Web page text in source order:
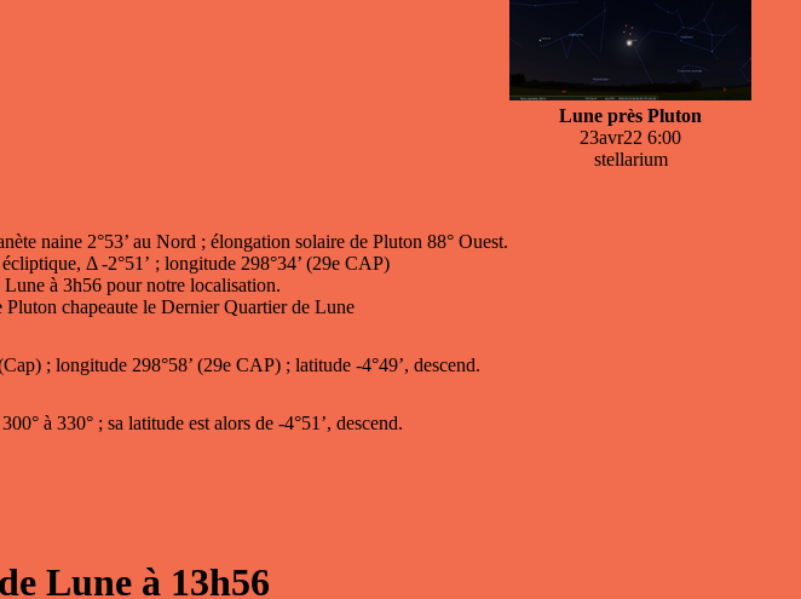
Lune près Pluton
23avr22 6:00
stellarium
naine 2°53’ au Nord ; élongation solaire de Pluton 88° Ouest.
Δ -2°51’ ; longitude 298°34’ (29e CAP)
à 3h56 pour notre localisation.
chapeaute le Dernier Quartier de Lune
; longitude 298°58’ (29e CAP) ; latitude -4°49’, descend.
à 330° ; sa latitude est alors de -4°51’, descend.
Lune à 13h56